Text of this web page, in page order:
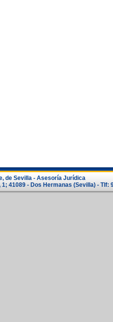
de Sevilla - Asesoría Jurídica
41089 - Dos Hermanas (Sevilla) - Tlf: